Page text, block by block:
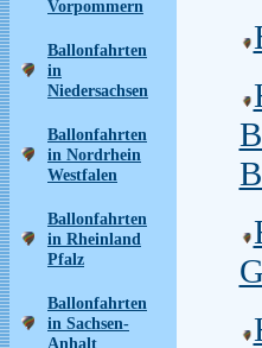
Vorpommern
Ballonfahrten
in
Niedersachsen
Ballonfahrten
in Nordrhein
Westfalen
Ballonfahrten
in Rheinland
Pfalz
Ballonfahrten
in Sachsen-
Anhalt